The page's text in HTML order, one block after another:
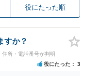
役にたった順
すか？
住所・電話番号が判明
役にたった 3